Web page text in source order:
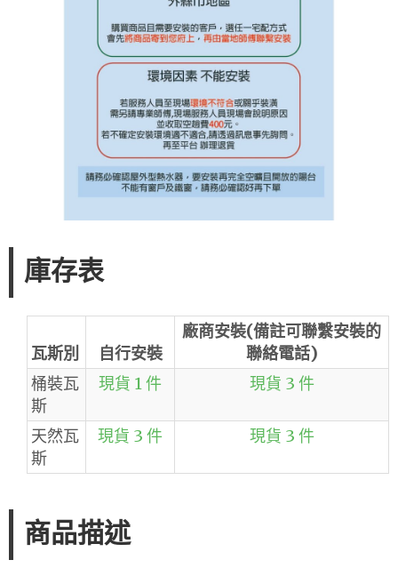
庫存表
瓦斯別 自行安裝
廠商安裝(備註可聯繫安裝的
聯絡電話)
桶裝瓦
斯
現貨 1 件 現貨 3 件
天然瓦
斯
現貨 3 件 現貨 3 件
商品描述